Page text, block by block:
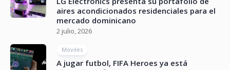
aires acondicionados residenciales para el
mercado dominicano
2 julio, 2026
Móviles
A jugar futbol, FIFA Heroes ya está